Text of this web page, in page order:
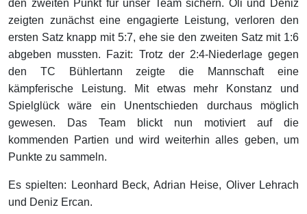
den zweiten Punkt für unser Team sichern. Oli und Deniz
zeigten zunächst eine engagierte Leistung, verloren den
ersten Satz knapp mit 5:7, ehe sie den zweiten Satz mit 1:6
abgeben mussten. Fazit: Trotz der 2:4-Niederlage gegen
den TC Bühlertann zeigte die Mannschaft eine
kämpferische Leistung. Mit etwas mehr Konstanz und
Spielglück wäre ein Unentschieden durchaus möglich
gewesen. Das Team blickt nun motiviert auf die
kommenden Partien und wird weiterhin alles geben, um
Punkte zu sammeln.
Es spielten: Leonhard Beck, Adrian Heise, Oliver Lehrach
und Deniz Ercan.